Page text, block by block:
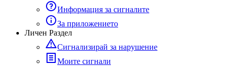
Информация за сигналите
За приложението
Личен Раздел
Сигнализирай за нарушение
Моите сигнали